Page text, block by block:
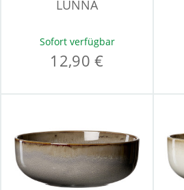
LUNNA
Sofort verfügbar
12,90 €